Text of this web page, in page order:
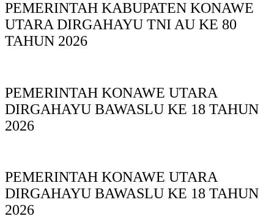
PEMERINTAH KABUPATEN KONAWE
UTARA DIRGAHAYU TNI AU KE 80
TAHUN 2026
PEMERINTAH KONAWE UTARA
DIRGAHAYU BAWASLU KE 18 TAHUN
2026
PEMERINTAH KONAWE UTARA
DIRGAHAYU BAWASLU KE 18 TAHUN
2026